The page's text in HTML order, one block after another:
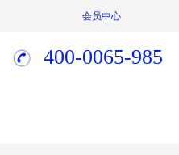
会员中心
400-0065-985